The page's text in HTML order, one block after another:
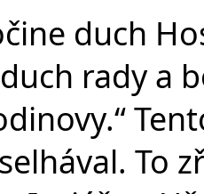
duch
rady a
To